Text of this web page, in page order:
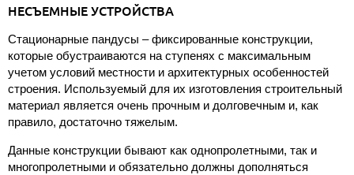
НЕСЪЕМНЫЕ УСТРОЙСТВА
Стационарные пандусы – фиксированные конструкции,
которые обустраиваются на ступенях с максимальным
учетом условий местности и архитектурных особенностей
строения. Используемый для их изготовления строительный
материал является очень прочным и долговечным и, как
правило, достаточно тяжелым.
Данные конструкции бывают как однопролетными, так и
многопролетными и обязательно должны дополняться